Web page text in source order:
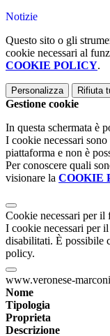
Notizie
Questo sito o gli
cookie necessari al
COOKIE POLICY.
Personalizza Rifiuta
Gestione cookie
In questa schermata è
I cookie necessari
piattaforma e non è
Per conoscere quali
visionare la COOKIE
Cookie necessari per il
I cookie necessari per
disabilitati. È possibile
policy.
www.veronese-
Nome
Tipologia
Proprieta
Descrizione